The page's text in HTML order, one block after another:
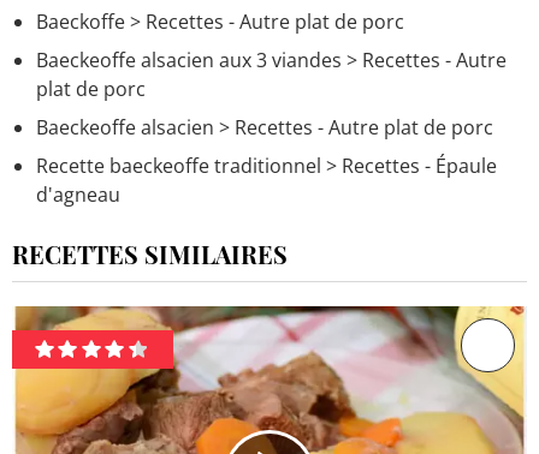
Baeckoffe> Recettes - Autre plat de porc
Baeckeoffe alsacien aux 3 viandes > Recettes - Autre
plat de porc
Baeckeoffe alsacien > Recettes - Autre plat de porc
Recette baeckeoffe traditionnel > Recettes - Épaule
d'agneau
RECETTES SIMILAIRES